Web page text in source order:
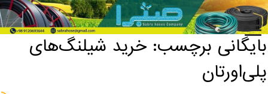
خانه / بایگانی برچسب: خرید شیلنگ‌های پلی‌اورتان
بایگانی برچسب:خرید شیلنگ‌های
پلی‌اورتان